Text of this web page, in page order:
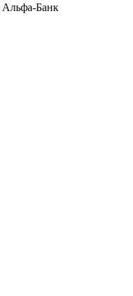
Альфа-Банк